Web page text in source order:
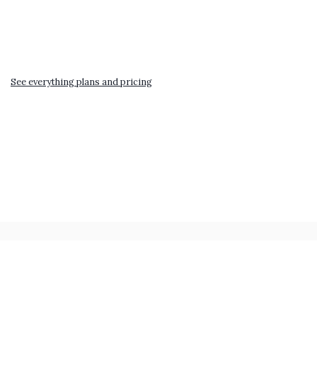
See everything plans and pricing